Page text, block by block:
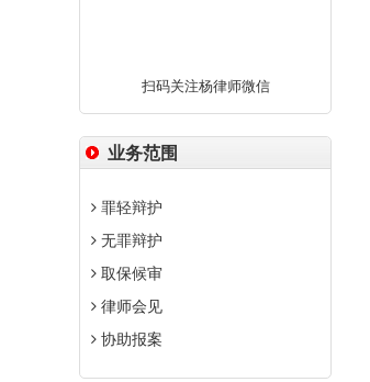
扫码关注杨律师微信
业务范围
罪轻辩护
无罪辩护
取保候审
律师会见
协助报案